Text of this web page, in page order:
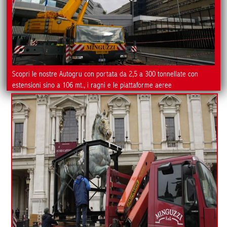
Scopri le nostre Autogru con portata da 2,5 a 300 tonnellate con
estensioni sino a 106 mt., i ragni e le piattaforme aeree